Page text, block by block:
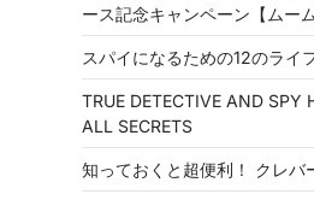
ース記念キャンペーン【ムー
スパイになるための12のライ
TRUE DETECTIVE AND SPY
ALL SECRETS
知っておくと超便利！ クレ